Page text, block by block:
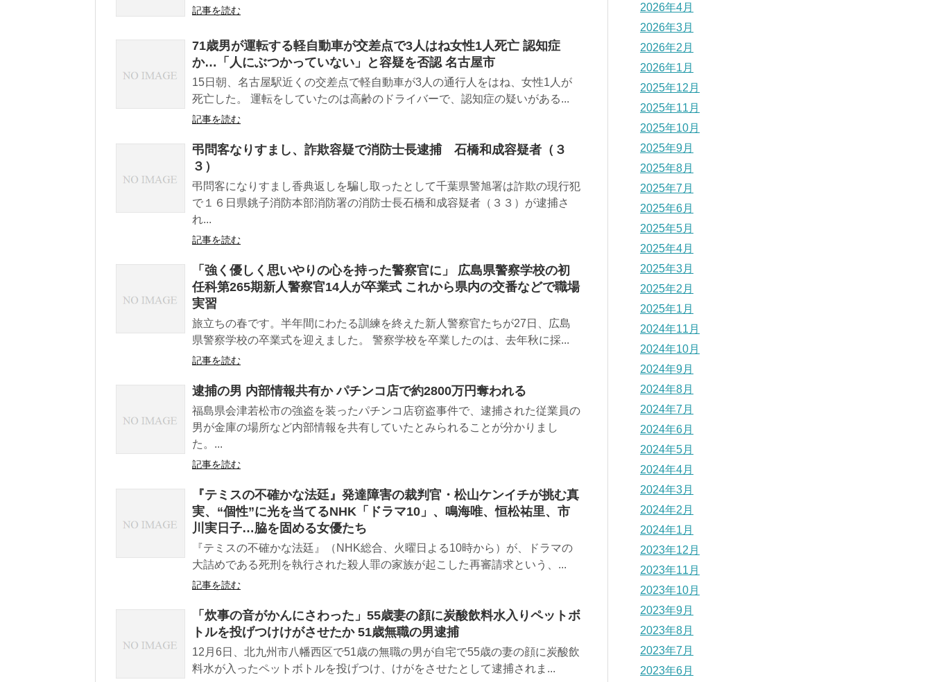
記事を読む
71歳男が運転する軽自動車が交差点で3人はね女性1人死亡 認知症
か…「人にぶつかっていない」と容疑を否認 名古屋市
15日朝、名古屋駅近くの交差点で軽自動車が3人の通行人をはね、女性1人が
死亡した。 運転をしていたのは高齢のドライバーで、認知症の疑いがある...
記事を読む
弔問客なりすまし、詐欺容疑で消防士長逮捕 石橋和成容疑者（３
３）
弔問客になりすまし香典返しを騙し取ったとして千葉県警旭署は詐欺の現行犯
で１６日県銚子消防本部消防署の消防士長石橋和成容疑者（３３）が逮捕さ
れ...
記事を読む
「強く優しく思いやりの心を持った警察官に」 広島県警察学校の初
任科第265期新人警察官14人が卒業式 これから県内の交番などで職場
実習
旅立ちの春です。半年間にわたる訓練を終えた新人警察官たちが27日、広島
県警察学校の卒業式を迎えました。 警察学校を卒業したのは、去年秋に採...
記事を読む
逮捕の男 内部情報共有か パチンコ店で約2800万円奪われる
福島県会津若松市の強盗を装ったパチンコ店窃盗事件で、逮捕された従業員の
男が金庫の場所など内部情報を共有していたとみられることが分かりまし
た。...
記事を読む
『テミスの不確かな法廷』発達障害の裁判官・松山ケンイチが挑む真
実、“個性”に光を当てるNHK「ドラマ10」、鳴海唯、恒松祐里、市
川実日子…脇を固める女優たち
『テミスの不確かな法廷』（NHK総合、火曜日よる10時から）が、ドラマの
大詰めである死刑を執行された殺人罪の家族が起こした再審請求という、...
記事を読む
「炊事の音がかんにさわった」55歳妻の顔に炭酸飲料水入りペットボ
トルを投げつけけがさせたか 51歳無職の男逮捕
12月6日、北九州市八幡西区で51歳の無職の男が自宅で55歳の妻の顔に炭酸飲
料水が入ったペットボトルを投げつけ、けがをさせたとして逮捕されま...
2026年4月
2026年3月
2026年2月
2026年1月
2025年12月
2025年11月
2025年10月
2025年9月
2025年8月
2025年7月
2025年6月
2025年5月
2025年4月
2025年3月
2025年2月
2025年1月
2024年11月
2024年10月
2024年9月
2024年8月
2024年7月
2024年6月
2024年5月
2024年4月
2024年3月
2024年2月
2024年1月
2023年12月
2023年11月
2023年10月
2023年9月
2023年8月
2023年7月
2023年6月